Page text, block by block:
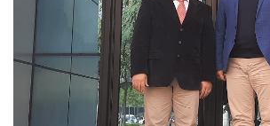
تواصل معنا
الطلاب
هيئة التدريس